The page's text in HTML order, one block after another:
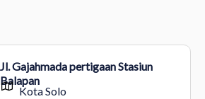
Jl. Gajahmada pertigaan Stasiun
Balapan
Kota Solo